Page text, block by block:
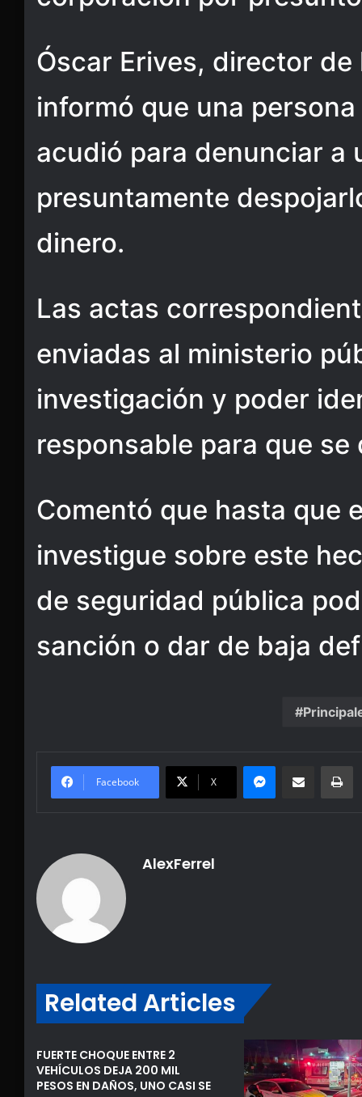
Óscar Erives, director
informó que una
acudió para denunciar a
presuntamente
dinero.
Las actas
enviadas al ministerio
investigación y poder
responsable para que
Comentó que hasta que
investigue sobre este
de seguridad pública
sanción o dar de baja
Facebook X
Messenger
Share via Email
AlexFerrel
Related Articles
FUERTE CHOQUE ENTRE 2
VEHÍCULOS DEJA 200 MIL
PESOS EN DAÑOS, UNO CASI SE